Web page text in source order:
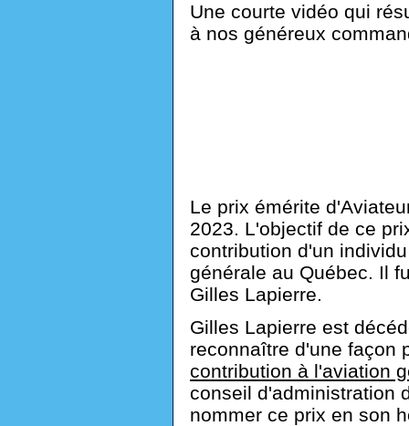
Une courte vidéo qui
à nos généreux
Le prix émérite
2023. L'objectif de ce
contribution d'un
générale au Québec. Il
Gilles Lapierre.
Gilles Lapierre est
reconnaître d'une façon
contribution à l'aviation
conseil d'administration
nommer ce prix en son